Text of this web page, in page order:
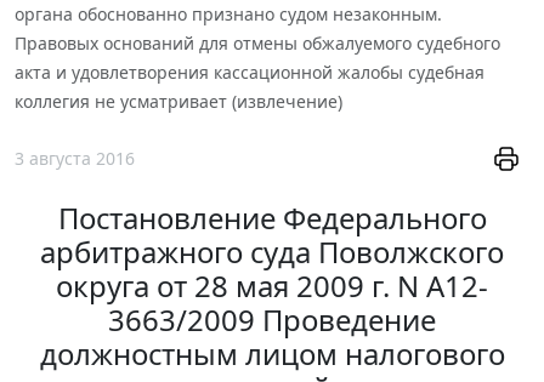
органа обоснованно признано судом незаконным.
Правовых оснований для отмены обжалуемого судебного
акта и удовлетворения кассационной жалобы судебная
коллегия не усматривает (извлечение)
3 августа 2016
Постановление Федерального
арбитражного суда Поволжского
округа от 28 мая 2009 г. N А12-
3663/2009 Проведение
должностным лицом налогового